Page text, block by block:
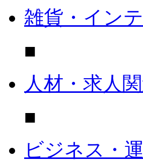
雑貨・イン
■
人材・求人
■
ビジネス・